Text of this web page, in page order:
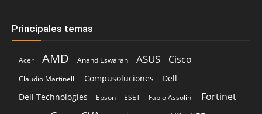
Principales temas
Acer AMD Anand Eswaran ASUS Cisco
Claudio Martinelli Compusoluciones
Dell
Dell Technologies
Epson ESET Fabio Assolini Fortinet